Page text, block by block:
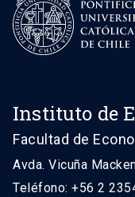
Instituto de
Facultad de
Avda. Vicuña
Teléfono: +56 2